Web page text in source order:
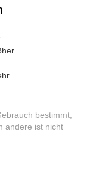
bestimmt;
andere ist nicht